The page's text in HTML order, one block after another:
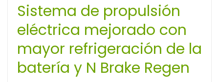
Sistema de propulsión
eléctrica mejorado con
mayor refrigeración de la
batería y N Brake Regen